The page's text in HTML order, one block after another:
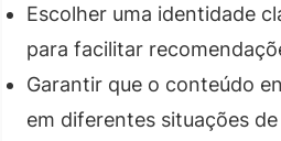
Escolher uma identidade
para facilitar
Garantir que o conteúdo
em diferentes situações de